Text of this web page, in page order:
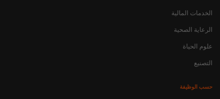
الخدمات المالية
الرعاية الصحية
علوم الحياة
التصنيع
حسب الوظيفة